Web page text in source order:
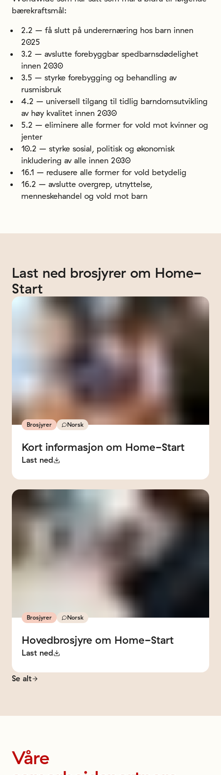
bærekraftsmål:
2.2 – få slutt på underernæring hos barn innen
2025
3.2 – avslutte forebyggbar spedbarnsdødelighet
innen 2030
3.5 – styrke forebygging og behandling av
rusmisbruk
4.2 – universell tilgang til tidlig barndomsutvikling
av høy kvalitet innen 2030
5.2 – eliminere alle former for vold mot kvinner og
jenter
10.2 – styrke sosial, politisk og økonomisk
inkludering av alle innen 2030
16.1 – redusere alle former for vold betydelig
16.2 – avslutte overgrep, utnyttelse,
menneskehandel og vold mot barn
Last ned brosjyrer om Home-
Start
Brosjyrer Norsk
Kort informasjon om Home-Start
Last ned
Brosjyrer Norsk
Hovedbrosjyre om Home-Start
Last ned
Se alt
Våre